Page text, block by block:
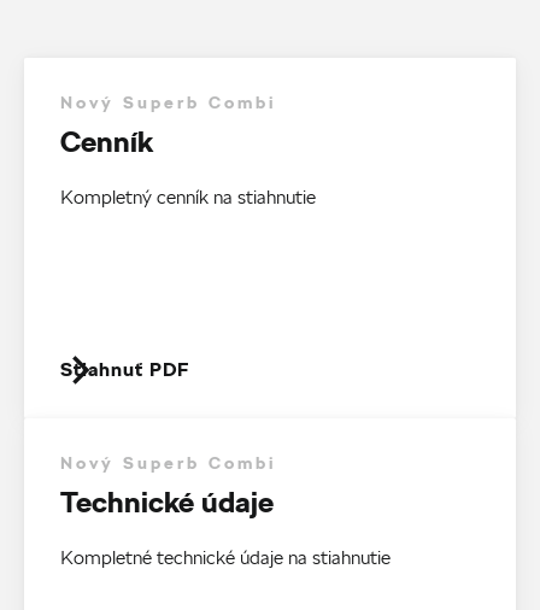
Nový Superb Combi
Cenník
Kompletný cenník na stiahnutie
Stiahnuť PDF
Nový Superb Combi
Technické údaje
Kompletné technické údaje na stiahnutie